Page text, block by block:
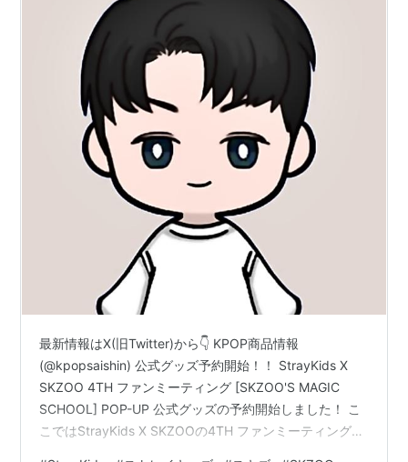
最新情報はX(旧Twitter)から👇 KPOP商品情報
(@kpopsaishin) 公式グッズ予約開始！！ StrayKids X
SKZOO 4TH ファンミーティング [SKZOO'S MAGIC
SCHOOL] POP-UP 公式グッズの予約開始しました！ こ
こではStrayKids X SKZOOの4TH ファンミーティング